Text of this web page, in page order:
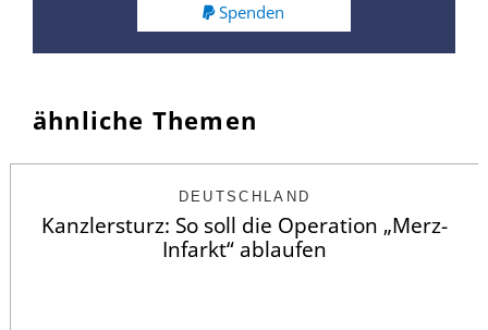
Spenden
ähnliche Themen
DEUTSCHLAND
Kanzlersturz: So soll die Operation „Merz-
Infarkt“ ablaufen